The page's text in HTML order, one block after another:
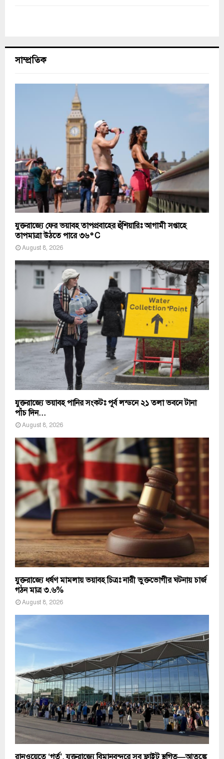
সাম্প্রতিক
যুক্তরাজ্যে ফের ভয়াবহ তাপপ্রবাহের হুঁশিয়ারিঃ আগামী সপ্তাহে
তাপমাত্রা উঠতে পারে ৩৬°C
August 8, 2026
যুক্তরাজ্যে ভয়াবহ পানির সংকটঃ পূর্ব লন্ডনে ২১ তলা ভবনে টানা
পাঁচ দিন...
August 8, 2026
যুক্তরাজ্যে ধর্ষণ মামলায় ভয়াবহ চিত্রঃ নারী ভুক্তভোগীর ঘটনায় চার্জ
গঠন মাত্র ৩.৬%
August 8, 2026